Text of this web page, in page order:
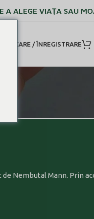
A ALEGE VIAȚA SAU
/ ÎNREGISTRARE
Nembutal Mann. Prin